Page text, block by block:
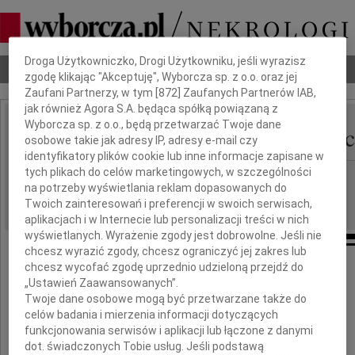
Nekrologi Odeszli Poradnik pogrzebowy
IMIĘ I NAZWISKO: Barbara z
REGION: Gdańsk
DATA EMISJI: 05.11.2019
Z głębokim żalem zawiadamiamy,
że w dniu 1 listopada 2019 r. zmarła
nasza ukochana Mama, Babcia i Prababcia
Dbamy o Twoją prywatność
Droga Użytkowniczko, Drogi Użytkowniku, jeśli wyrazisz
zgodę klikając "Akceptuję", Wyborcza sp. z o.o. oraz jej
Zaufani Partnerzy, w tym [872] Zaufanych Partnerów IAB,
jak również Agora S.A. będąca spółką powiązaną z
Wyborcza sp. z o.o., będą przetwarzać Twoje dane
osobowe takie jak adresy IP, adresy e-mail czy
identyfikatory plików cookie lub inne informacje zapisane w
tych plikach do celów marketingowych, w szczególności
na potrzeby wyświetlania reklam dopasowanych do
Twoich zainteresowań i preferencji w swoich serwisach,
aplikacjach i w Internecie lub personalizacji treści w nich
wyświetlanych. Wyrażenie zgody jest dobrowolne. Jeśli nie
chcesz wyrazić zgody, chcesz ograniczyć jej zakres lub
chcesz wycofać zgodę uprzednio udzieloną przejdź do
„Ustawień Zaawansowanych”.
Twoje dane osobowe mogą być przetwarzane także do
celów badania i mierzenia informacji dotyczących
funkcjonowania serwisów i aplikacji lub łączone z danymi
dot. świadczonych Tobie usług. Jeśli podstawą